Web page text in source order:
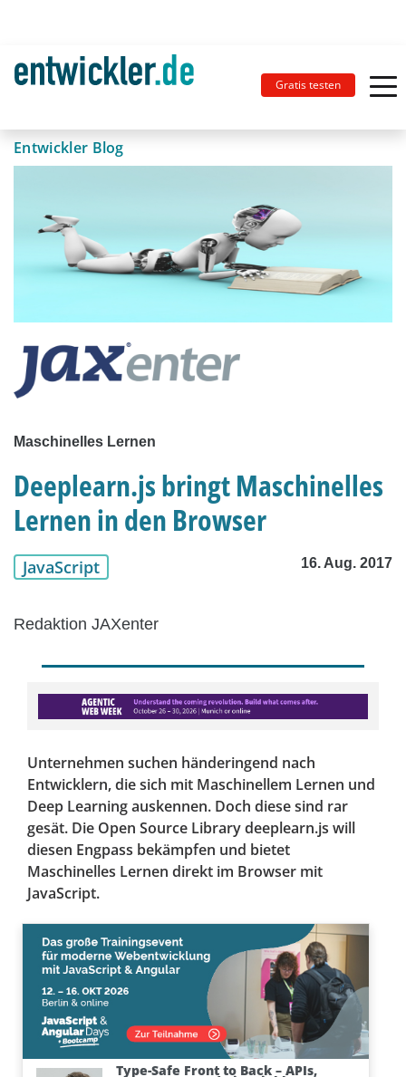
Gratis testen
Entwickler Blog
Maschinelles Lernen
Deeplearn.js bringt Maschinelles
Lernen in den Browser
JavaScript 16. Aug. 2017
Redaktion JAXenter
Unternehmen suchen händeringend nach
Entwicklern, die sich mit Maschinellem Lernen und
Deep Learning auskennen. Doch diese sind rar
gesät. Die Open Source Library deeplearn.js will
diesen Engpass bekämpfen und bietet
Maschinelles Lernen direkt im Browser mit
JavaScript.